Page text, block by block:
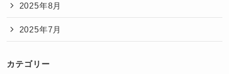
2025年8月
2025年7月
カテゴリー